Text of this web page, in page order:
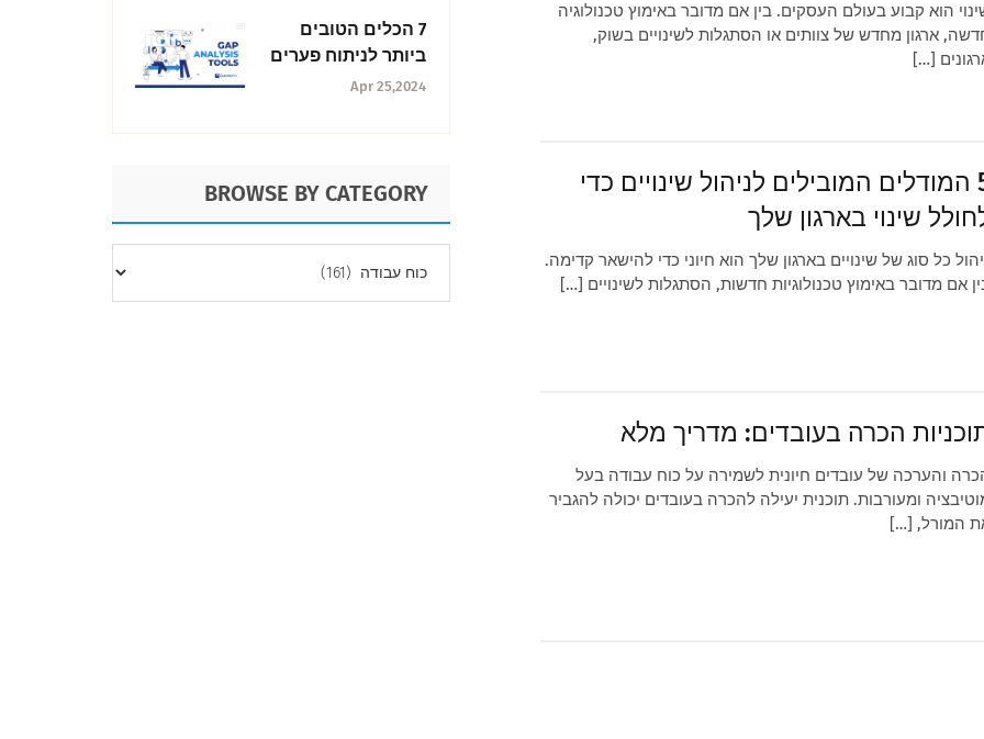
הוא קבוע בעולם העסקים. בין אם מדובר באימוץ טכנולוגיה
ארגון מחדש של צוותים או הסתגלות לשינויים בשוק,
[…]
5 המודלים המובילים לניהול שינויים כדי
שינוי בארגון שלך
כל סוג של שינויים בארגון שלך הוא חיוני כדי להישאר קדימה.
אם מדובר באימוץ טכנולוגיות חדשות, הסתגלות לשינויים […]
הכרה בעובדים: מדריך מלא
והערכה של עובדים חיונית לשמירה על כוח עבודה בעל
ומעורבות. תוכנית יעילה להכרה בעובדים יכולה להגביר
המורל, […]
7 הכלים הטובים
ביותר לניתוח פערים
להעצמת העסק שלך
Apr 25,2024
BROWSE BY CATEGORY
CATEGORY